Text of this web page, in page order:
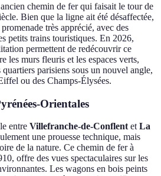
chemin de fer qui faisait le tour de
Bien que la ligne ait été désaffectée,
très apprécié, avec des
petits trains touristiques. En 2026,
permettent de redécouvrir ce
les murs fleuris et les espaces verts,
parisiens sous un nouvel angle,
ou des Champs-Élysées.
Orientales
entre Villefranche-de-Conflent et La
une prouesse technique, mais
de la nature. Ce chemin de fer à
offre des vues spectaculaires sur les
Les wagons en bois peints